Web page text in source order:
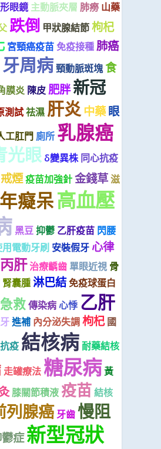
眼鏡 主動脈夾層 肺癆 山藥
跌倒 甲狀腺結節枸杞
宮頸癌疫苗免疫接種肺癌
牙周病頸動脈斑塊食
膜炎 陳皮 肥胖新冠
測試祛濕 肝炎中藥眼
工肛門 廁所 乳腺癌
光眼 δ變異株 同心抗疫
戒煙疫苗加強針金錢草滋
癡呆高血壓
黑豆抑鬱 乙肝疫苗 閃腰
電動牙刷 安裝假牙心律
丙肝治療齲齒 單眼近視 骨
腎囊腫淋巴結免疫球蛋白
急救傳染病心悸 乙肝
進補 內分泌失調枸杞 國
疫 結核病耐藥結核
走罐療法 糖尿病黃
膝關節積液 疫苗結核
列腺癌牙齒慢阻
症新型冠狀